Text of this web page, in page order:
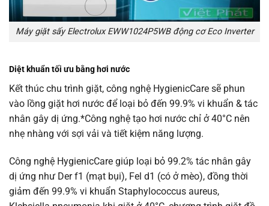
Máy giặt sấy Electrolux EWW1024P5WB động cơ Eco Inverter
Diệt khuẩn tối ưu bằng hơi nước
Kết thúc chu trình giặt, công nghệ HygienicCare sẽ phun
vào lồng giặt hơi nước để loại bỏ đến 99.9% vi khuẩn & tác
nhân gây dị ứng.*Công nghệ tạo hơi nước chỉ ở 40°C nên
nhẹ nhàng với sợi vải và tiết kiệm năng lượng.
Công nghệ HygienicCare giúp loại bỏ 99.2% tác nhân gây
dị ứng như Der f1 (mạt bụi), Fel d1 (có ở mèo), đồng thời
giảm đến 99.9% vi khuẩn Staphylococcus aureus,